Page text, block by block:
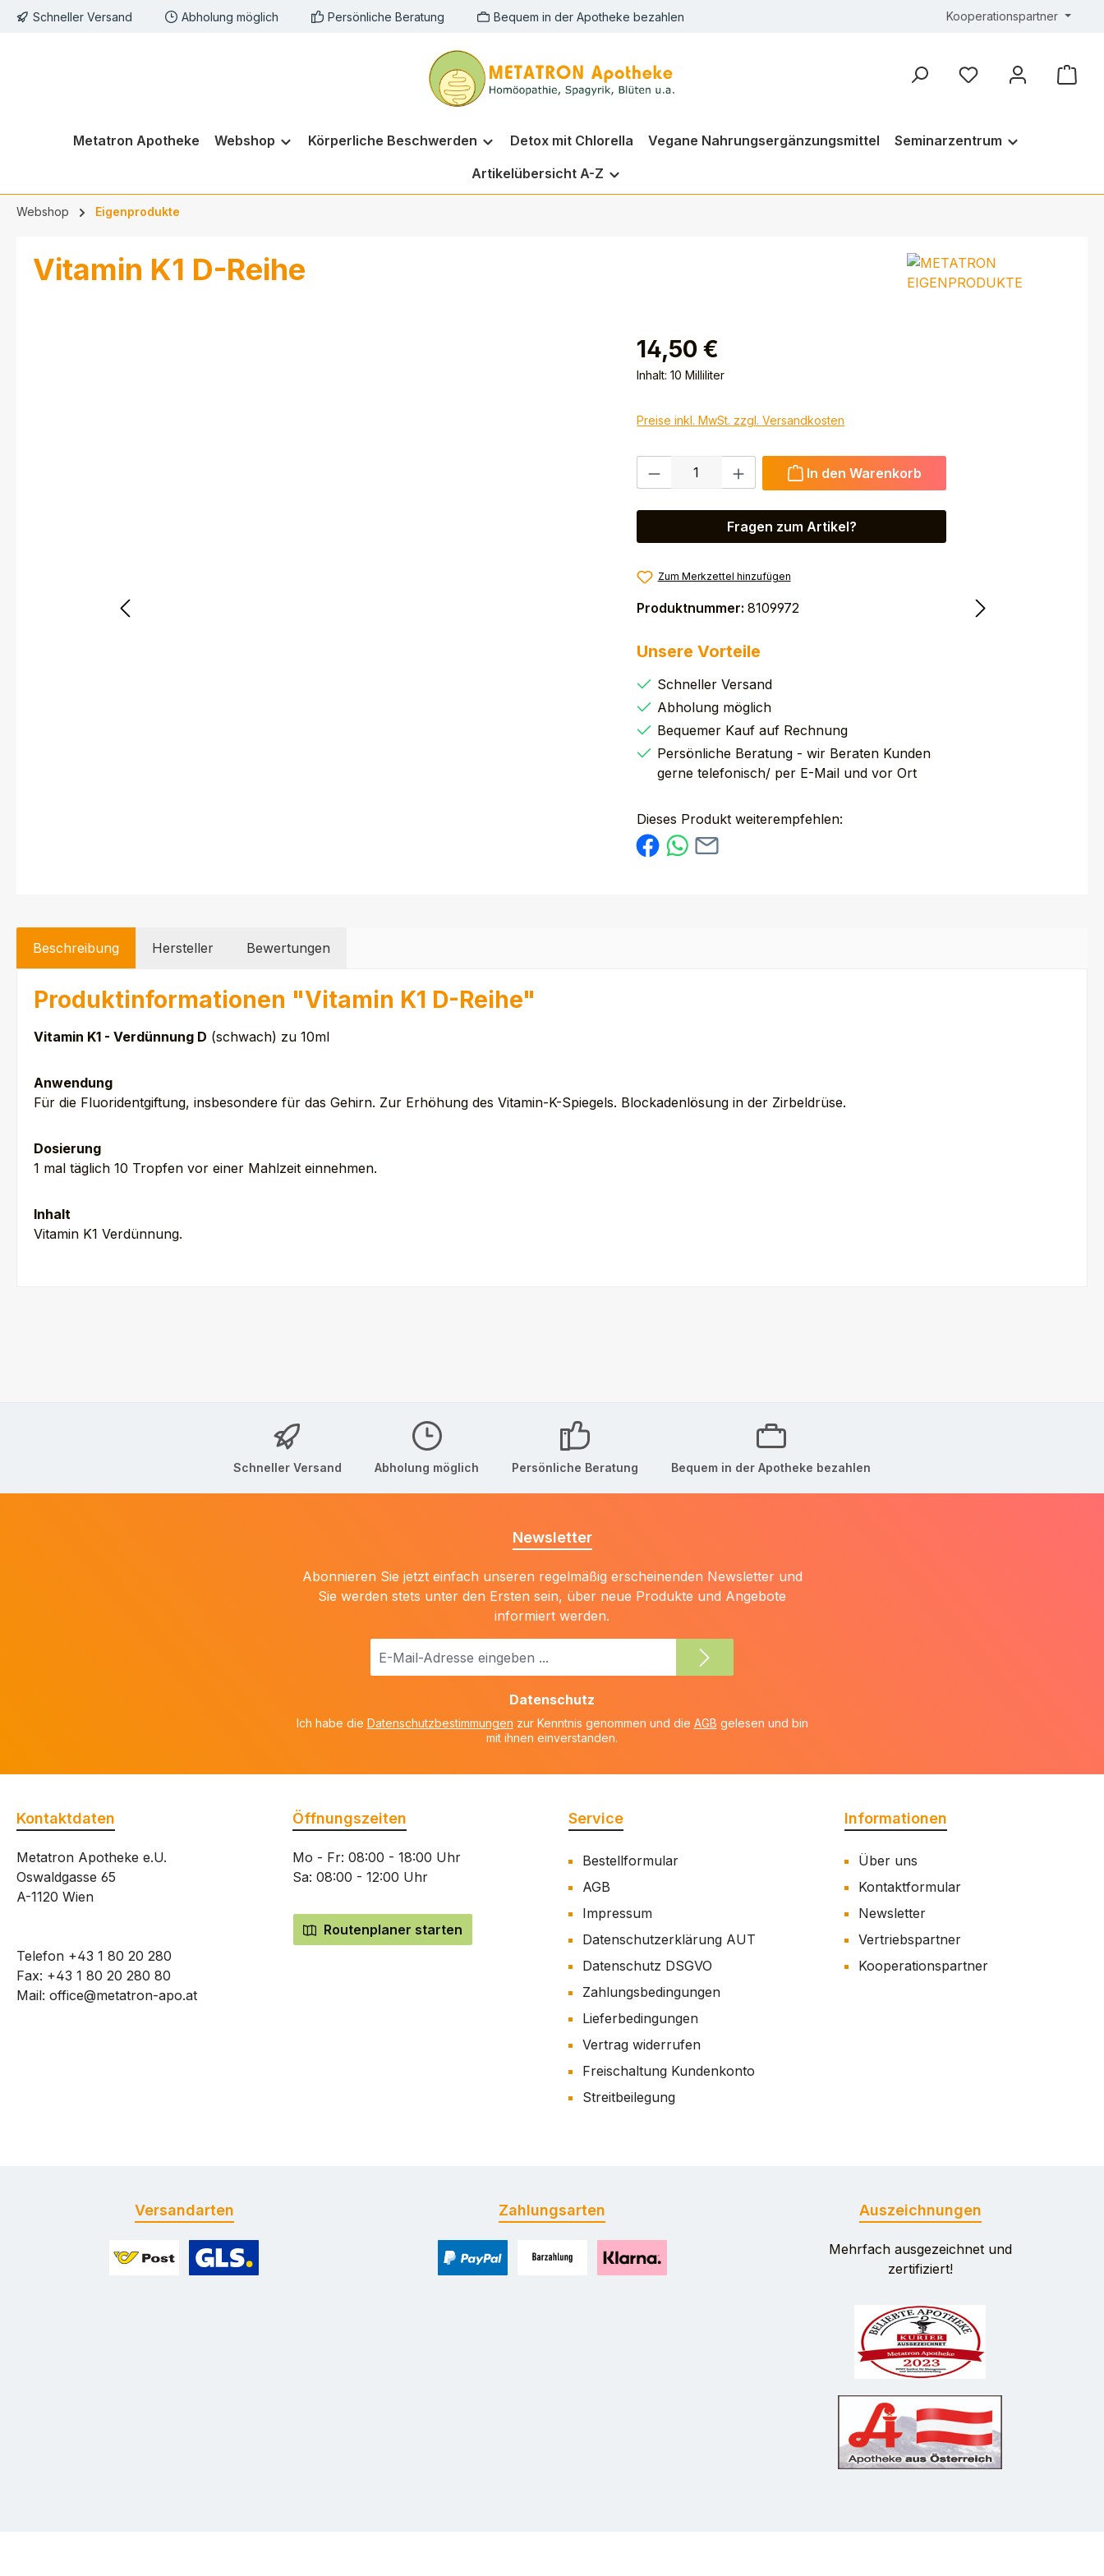
Zur Hauptnavigation springen
Schneller Versand Abholung möglich Persönliche Beratung Bequem in der Apotheke bezahlen Kooperationspartner
Metatron Apotheke Webshop Körperliche Beschwerden Detox mit Chlorella Vegane Nahrungsergänzungsmittel
Seminarzentrum
Artikelübersicht A-Z
Webshop Eigenprodukte
Vitamin K1 D-Reihe
14,50 €
Inhalt:10 Milliliter
Preise inkl. MwSt. zzgl. Versandkosten
Produkt Anzahl: Gib den gewünschten Wert ein oder benutze die
In den Warenkorb
Fragen zum Artikel?
Zum Merkzettel hinzufügen
Produktnummer:8109972
Unsere Vorteile
Schneller Versand
Abholung möglich
Bequemer Kauf auf Rechnung
Persönliche Beratung - wir Beraten Kunden
gerne telefonisch/ per E-Mail und vor Ort
Dieses Produkt weiterempfehlen:
Beschreibung Hersteller Bewertungen
Produktinformationen "Vitamin K1 D-Reihe"
Vitamin K1 - Verdünnung D (schwach) zu 10ml
Anwendung
Für die Fluoridentgiftung, insbesondere für das Gehirn. Zur Erhöhung des Vitamin-K-Spiegels. Blockadenlösung in der Zirbeldrüse.
Dosierung
1 mal täglich 10 Tropfen vor einer Mahlzeit einnehmen.
Inhalt
Vitamin K1 Verdünnung.
Schneller Versand Abholung möglich Persönliche Beratung Bequem in der Apotheke bezahlen
Newsletter
Abonnieren Sie jetzt einfach unseren regelmäßig erscheinenden Newsletter und
Sie werden stets unter den Ersten sein, über neue Produkte und Angebote
informiert werden.
E-
Datenschutz
Ich habe die Datenschutzbestimmungen zur Kenntnis genommen und die AGB gelesen und bin
mit ihnen einverstanden.
Kontaktdaten
Metatron Apotheke e.U.
Oswaldgasse 65
A-1120 Wien
Telefon +43 1 80 20 280
Fax: +43 1 80 20 280 80
Mail: office@metatron-apo.at
Öffnungszeiten
Mo - Fr: 08:00 - 18:00 Uhr
Sa: 08:00 - 12:00 Uhr
Routenplaner starten
Service
Bestellformular
AGB
Impressum
Datenschutzerklärung AUT
Datenschutz DSGVO
Zahlungsbedingungen
Lieferbedingungen
Vertrag widerrufen
Freischaltung Kundenkonto
Streitbeilegung
Informationen
Über uns
Kontaktformular
Newsletter
Vertriebspartner
Kooperationspartner
Versandarten Zahlungsarten Auszeichnungen
Mehrfach ausgezeichnet und
zertifiziert!